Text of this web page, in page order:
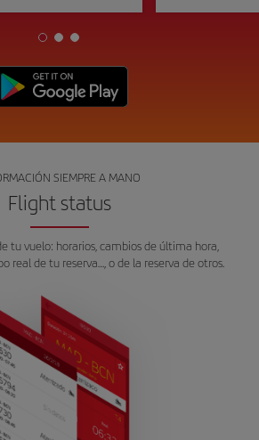
SIEMPRE A MANO
Flight status
tu vuelo: horarios, cambios de última hora,
real de tu reserva…, o de la reserva de otros.